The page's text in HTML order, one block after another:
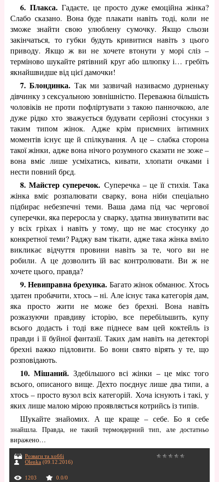
6. Плакса.Гадаєте, це просто дуже емоційна жінка?
Слабо сказано. Вона буде плакати навіть тоді, коли не
зможе знайти свою улюблену сумочку. Якщо сльози
закінчаться, то губки будуть кривитися навіть з цього
приводу. Якщо ж ви не хочете втонути у морі сліз –
терміново шукайте рятівний круг або шлюпку і… гребіть
якнайшвидше від цієї дамочки!
7. Блондинка. Так ми зазвичай називаємо дурненьку
дівчинку з сексуальною зовнішністю. Переважна більшість
чоловіків не проти пофліртувати з такою панночкою, але
дуже рідко хто зважується будувати серйозні стосунки з
таким типом жінок. Адже крім приємних інтимних
моментів існує ще й спілкування. А це – слабка сторона
такої жінки, адже вона нічого розумного сказати не зоже –
вона вміє лише усміхатись, кивати, хлопати очками і
нести повний брєд.
8. Майстер суперечок. Суперечка – це її стихія. Така
жінка вміє розпалювати сварку, вона ніби спеціально
підбирає небезпечні теми. Ваша дама під час чергової
суперечки, яка переросла у сварку, здатна звинуватити вас
у всіх гріхах і навіть у тому, що не має стосунку до
конкретної теми? Раджу вам тікати, адже така жінка вміло
викликає відчуття провини навіть за те, чого ви не
робили. А це дозволить їй вас контролювати. Ви ж не
хочете цього, правда?
9. Невиправна брехунка.Багато жінок обманює. Хтось
здатен пробачити, хтось – ні. Але існує така категорія дам,
яка просто жити не може без брехні. Вона навіть
розказуючи правдиву історію, все перебільшить, купу
всього додасть і тоді вже піднесе вам цей коктейль із
правди і її буйної фантазії. Таких дам навіть на детекторі
брехні важко підловити. Бо вони свято вірять у те, що
розповідають.
10. Мішаний. Здебільшого всі жінки – це мікс того
всього, описаного вище. Дехто поєднує лише два типи, а
хтось – просто вузол всіх категорій. Хоча існують і такі, у
яких лише малою мірою проявляється котрийсь із типів.
Шукайте знайомих. А ще краще – себе. Бо я себе
знайшла. Правда, не такий термоядерний тип, але достатньо
виражено…
Розваги та хоббі
Olenka (09.12.2016)
1203 0.0/0